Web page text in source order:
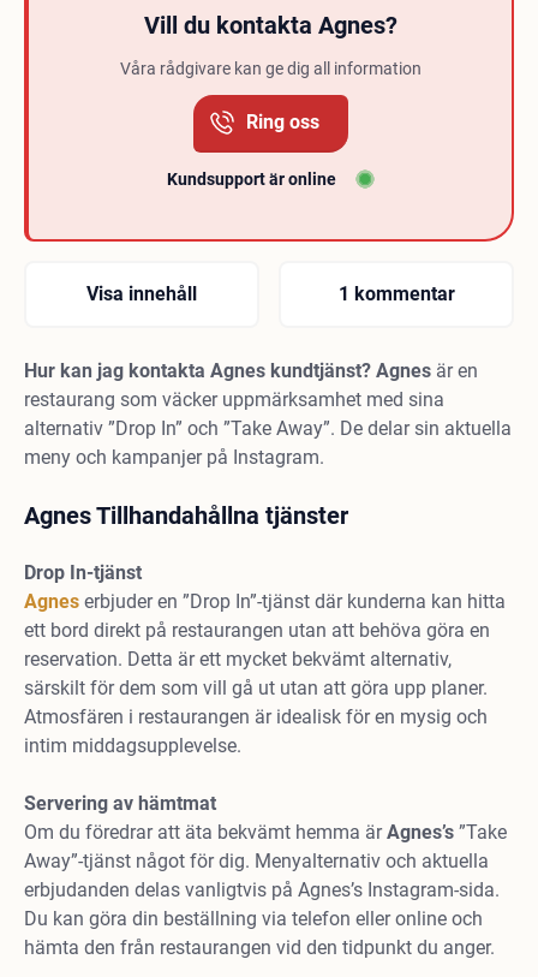
Vill du kontakta Agnes?
Våra rådgivare kan ge dig all information
Ring oss
Kundsupport är online
Visa innehåll 1 kommentar
Hur kan jag kontakta Agnes kundtjänst? Agnes är en
restaurang som väcker uppmärksamhet med sina
alternativ ”Drop In” och ”Take Away”. De delar sin aktuella
meny och kampanjer på Instagram.
Agnes Tillhandahållna tjänster
Drop In-tjänst
Agnes erbjuder en ”Drop In”-tjänst där kunderna kan hitta
ett bord direkt på restaurangen utan att behöva göra en
reservation. Detta är ett mycket bekvämt alternativ,
särskilt för dem som vill gå ut utan att göra upp planer.
Atmosfären i restaurangen är idealisk för en mysig och
intim middagsupplevelse.
Servering av hämtmat
Om du föredrar att äta bekvämt hemma ärAgnes’s ”Take
Away”-tjänst något för dig. Menyalternativ och aktuella
erbjudanden delas vanligtvis på Agnes’s Instagram-sida.
Du kan göra din beställning via telefon eller online och
hämta den från restaurangen vid den tidpunkt du anger.